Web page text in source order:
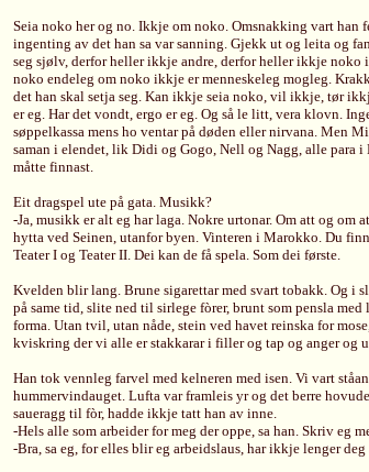
Seia noko her og no. Ikkje om noko. Omsnakking vart
ingenting av det han sa var sanning. Gjekk ut og leita og
seg sjølv, derfor heller ikkje andre, derfor heller ikkje noko i
noko endeleg om noko ikkje er menneskeleg mogleg.
det han skal setja seg. Kan ikkje seia noko, vil ikkje, tør
er eg. Har det vondt, ergo er eg. Og så le litt, vera klovn.
søppelkassa mens ho ventar på døden eller nirvana. Men
saman i elendet, lik Didi og Gogo, Nell og Nagg, alle para
måtte finnast.
Eit dragspel ute på gata. Musikk?
-Ja, musikk er alt eg har laga. Nokre urtonar. Om att og
hytta ved Seinen, utanfor byen. Vinteren i Marokko. Du
Teater I og Teater II. Dei kan de få spela. Som dei første.
Kvelden blir lang. Brune sigarettar med svart tobakk. Og i
på same tid, slite ned til sirlege fòrer, brunt som pensla
forma. Utan tvil, utan nåde, stein ved havet reinska for
kviskring der vi alle er stakkarar i filler og tap og anger og
Han tok vennleg farvel med kelneren med isen. Vi vart
hummervindauget. Lufta var framleis yr og det berre
saueragg til fòr, hadde ikkje tatt han av inne.
-Hels alle som arbeider for meg der oppe, sa han. Skriv eg
-Bra, sa eg, for elles blir eg arbeidslaus, har ikkje lenger deg